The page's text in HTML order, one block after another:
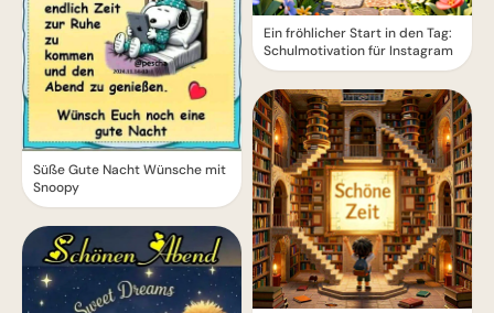
Süße Gute Nacht Wünsche mit
Snoopy
Ein fröhlicher Start in den Tag:
Schulmotivation für Instagram